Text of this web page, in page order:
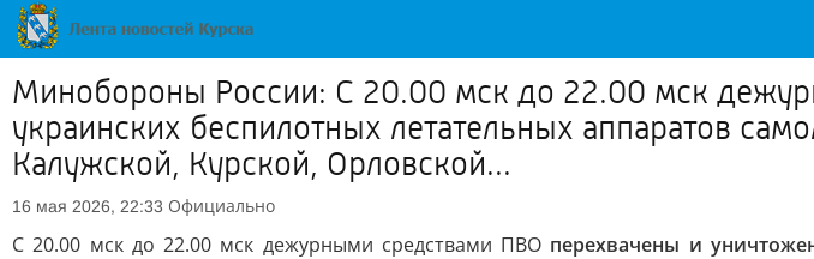
Минобороны России: С 20.00 мск до 22.00 мск
украинских беспилотных летательных аппаратов
Калужской, Курской, Орловской...
16 мая 2026, 22:33 Официально
С 20.00 мск до 22.00 мск дежурными средствами ПВО перехвачены и